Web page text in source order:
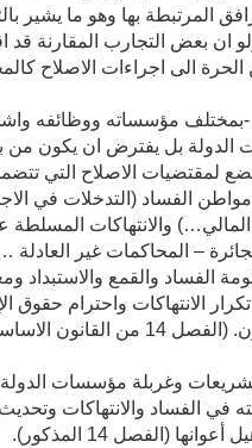
المرتبطة بها وهو ما يشير
ان بعض التجارب المقارنة قد
الى اجراءات الاصلاح
-بمختلف مؤسساته ووظائفه
بل يفترض ان يكون من
لمقتضيات الاصلاح التي
الفساد (التدخلات في
المالي…) والانتهاكات
– المحاكمات غير العادلة
الفساد والقمع والاستبداد
الانتهاكات واحترام حقوق
وغربلة مؤسسات
في الفساد والانتهاكات
(الفصل 14 المذكور).